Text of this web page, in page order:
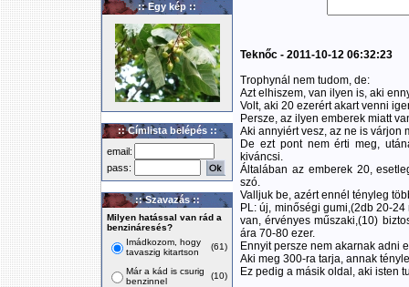
:: Egy kép ::
:: Címlista belépés ::
email:
pass:
:: Szavazás ::
Milyen hatással van rád a
benzináresés?
Imádkozom, hogy
tavaszig kitartson
(61)
Már a kád is csurig
benzinnel
(10)
Teknőc - 2011-10-12 06:32:23
Trophynál nem tudom, de:
Azt elhiszem, van ilyen is, aki
Volt, aki 20 ezerért akart venni
Persze, az ilyen emberek miatt
Aki annyiért vesz, az ne is várjon
De ezt pont nem érti meg,
kiváncsi.
Általában az emberek 20,
szó.
Valljuk be, azért ennél tényleg
PL: új, minőségi gumi,(2db 20-
van, érvényes műszaki,(10)
ára 70-80 ezer.
Ennyit persze nem akarnak adni
Aki meg 300-ra tarja, annak
Ez pedig a másik oldal, aki isten